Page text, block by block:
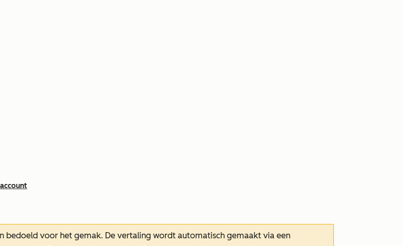
bedoeld voor het gemak. De vertaling wordt automatisch gemaakt via een